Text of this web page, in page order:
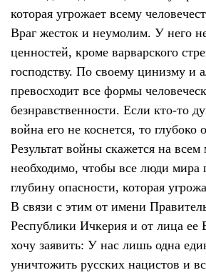
которая угрожает всему
Враг жесток и неумолим. У него
ценностей, кроме варварского
господству. По своему цинизму и
превосходит все формы
безнравственности. Если кто-то
война его не коснется, то глубоко
Результат войны скажется на
необходимо, чтобы все люди мира
глубину опасности, которая
В связи с этим от имени
Республики Ичкерия и от лица
хочу заявить: У нас лишь одна
уничтожить русских нацистов и